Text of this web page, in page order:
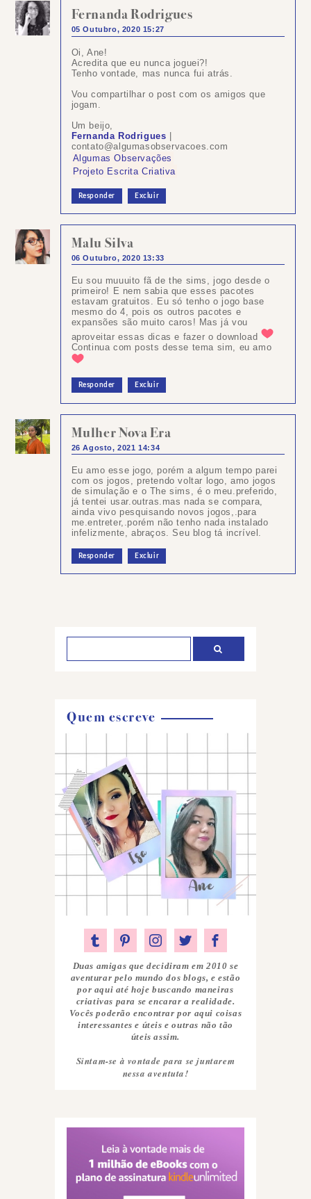
Fernanda Rodrigues
05 Outubro, 2020 15:27
Oi, Ane!
Acredita que eu nunca joguei?!
Tenho vontade, mas nunca fui atrás.
Vou compartilhar o post com os amigos que
jogam.
Um beijo,
Fernanda Rodrigues |
contato@algumasobservacoes.com
Algumas Observações
Projeto Escrita Criativa
Responder Excluir
Malu Silva
06 Outubro, 2020 13:33
Eu sou muuuito fã de the sims, jogo desde o
primeiro! E nem sabia que esses pacotes
estavam gratuitos. Eu só tenho o jogo base
mesmo do 4, pois os outros pacotes e
expansões são muito caros! Mas já vou
aproveitar essas dicas e fazer o download
Continua com posts desse tema sim, eu amo
Responder Excluir
Mulher Nova Era
26 Agosto, 2021 14:34
Eu amo esse jogo, porém a algum tempo parei
com os jogos, pretendo voltar logo, amo jogos
de simulação e o The sims, é o meu.preferido,
já tentei usar.outras.mas nada se compara,
ainda vivo pesquisando novos jogos,.para
me.entreter,.porém não tenho nada instalado
infelizmente, abraços. Seu blog tá incrível.
Responder Excluir
Quem escreve
Duas amigas que decidiram em 2010 se
aventurar pelo mundo dos blogs, e estão
por aqui até hoje buscando maneiras
criativas para se encarar a realidade.
Vocês poderão encontrar por aqui coisas
interessantes e úteis e outras não tão
úteis assim.
Sintam-se à vontade para se juntarem
nessa aventuta!